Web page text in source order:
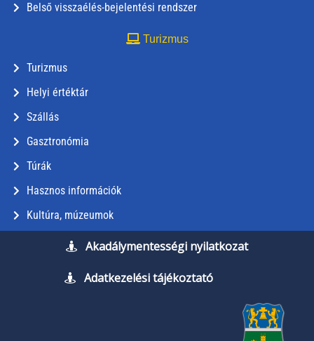
Belső visszaélés-bejelentési rendszer
Turizmus
Turizmus
Helyi értéktár
Szállás
Gasztronómia
Túrák
Hasznos információk
Kultúra, múzeumok
Akadálymentességi nyilatkozat
Adatkezelési tájékoztató